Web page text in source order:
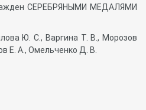
СЕРЕБРЯНЫМИ МЕДАЛЯМИ
Ю. С., Варгина Т. В., Морозов
Е. А., Омельченко Д. В.